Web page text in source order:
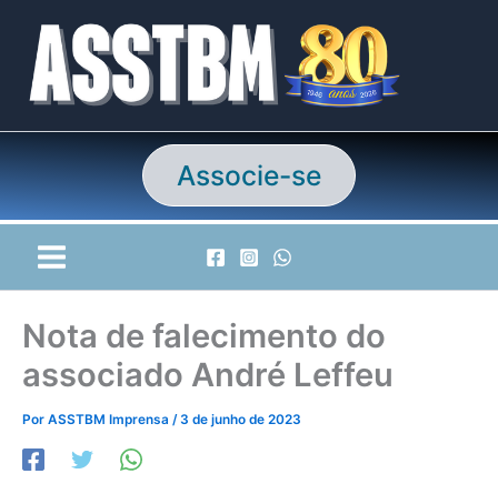
conteúdo
Associe-se
Nota de falecimento do
associado André Leffeu
Por ASSTBM Imprensa /3 de junho de 2023